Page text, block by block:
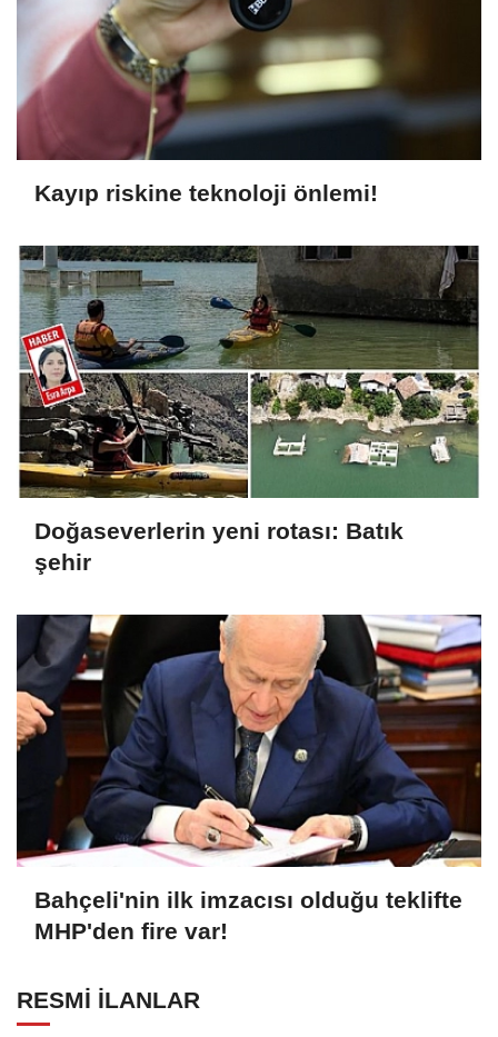
Kayıp riskine teknoloji önlemi!
Doğaseverlerin yeni rotası: Batık
şehir
Bahçeli'nin ilk imzacısı olduğu teklifte
MHP'den fire var!
RESMİ İLANLAR